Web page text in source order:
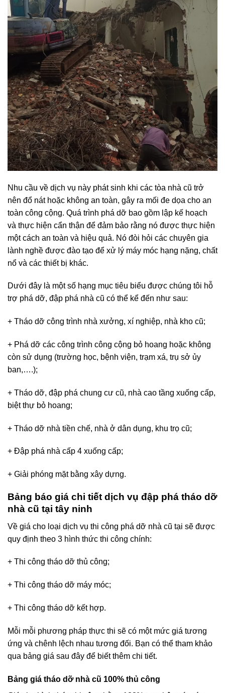
Nhu cầu về dịch vụ này phát sinh khi các tòa nhà cũ trở
nên đổ nát hoặc không an toàn, gây ra mối đe dọa cho an
toàn công cộng. Quá trình phá dỡ bao gồm lập kế hoạch
và thực hiện cẩn thận để đảm bảo rằng nó được thực hiện
một cách an toàn và hiệu quả. Nó đòi hỏi các chuyên gia
lành nghề được đào tạo để xử lý máy móc hạng nặng, chất
nổ và các thiết bị khác.
Dưới đây là một số hạng mục tiêu biểu được chúng tôi hỗ
trợ phá dỡ, đập phá nhà cũ có thể kể đến như sau:
+ Tháo dỡ công trình nhà xưởng, xí nghiệp, nhà kho cũ;
+ Phá dỡ các công trình công cộng bỏ hoang hoặc không
còn sử dụng (trường học, bệnh viện, trạm xá, trụ sở ủy
ban,….);
+ Tháo dỡ, đập phá chung cư cũ, nhà cao tầng xuống cấp,
biệt thự bỏ hoang;
+ Tháo dỡ nhà tiền chế, nhà ở dân dụng, khu trọ cũ;
+ Đập phá nhà cấp 4 xuống cấp;
+ Giải phóng mặt bằng xây dựng.
Bảng báo giá chi tiết dịch vụ đập phá tháo dỡ
nhà cũ tại tây ninh
Về giá cho loại dịch vụ thi công phá dỡ nhà cũ tại sẽ được
quy định theo 3 hình thức thi công chính:
+ Thi công tháo dỡ thủ công;
+ Thi công tháo dỡ máy móc;
+ Thi công tháo dỡ kết hợp.
Mỗi mỗi phương pháp thực thi sẽ có một mức giá tương
ứng và chênh lệch nhau tương đối. Bạn có thể tham khảo
qua bảng giá sau đây để biết thêm chi tiết.
Bảng giá tháo dỡ nhà cũ 100% thủ công